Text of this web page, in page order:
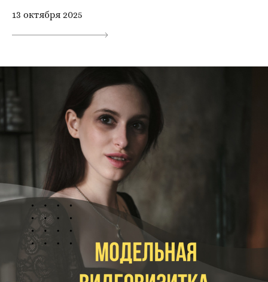
13 октября 2025